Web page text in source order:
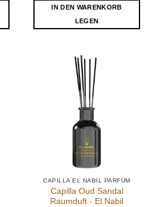
IN DEN WARENKORB
LEGEN
CAPILLA EL NABIL PARFÜM
Capilla Oud Sandal
Raumduft - El Nabil